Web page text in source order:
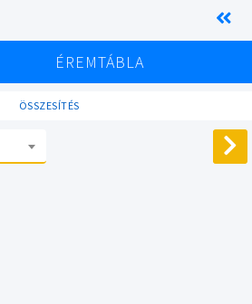
ÉREMTÁBLA
ÖSSZESÍTÉS